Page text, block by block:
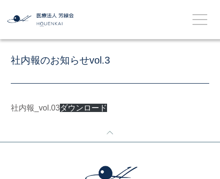
社内報のお知らせvol.3
社内報_vol.03ダウンロード